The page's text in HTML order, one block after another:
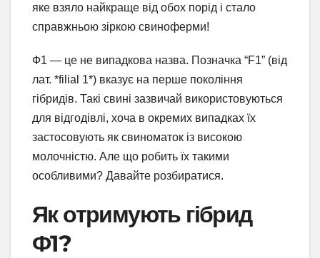
яке взяло найкраще від обох порід і стало
справжньою зіркою свиноферми!
Ф1 — це не випадкова назва. Позначка “F1” (від
лат. *filial 1*) вказує на перше покоління
гібридів. Такі свині зазвичай використовуються
для відгодівлі, хоча в окремих випадках їх
застосовують як свиноматок із високою
молочністю. Але що робить їх такими
особливими? Давайте розбиратися.
Як отримують гібрид
Ф1?